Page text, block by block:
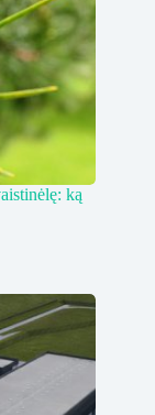
ką